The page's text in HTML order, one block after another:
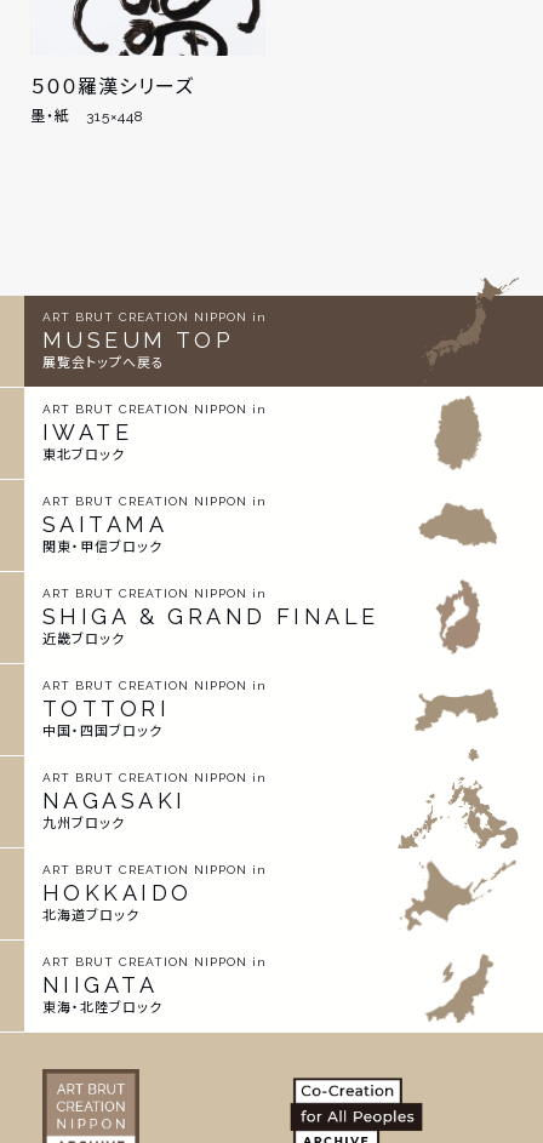
５００羅漢シリーズ
墨・紙 315×448
ART BRUT CREATION NIPPON in
MUSEUM TOP
展覧会トップへ戻る
ART BRUT CREATION NIPPON in
IWATE
東北ブロック
ART BRUT CREATION NIPPON in
SAITAMA
関東・甲信ブロック
ART BRUT CREATION NIPPON in
SHIGA & GRAND FINALE
近畿ブロック
ART BRUT CREATION NIPPON in
TOTTORI
中国・四国ブロック
ART BRUT CREATION NIPPON in
NAGASAKI
九州ブロック
ART BRUT CREATION NIPPON in
HOKKAIDO
北海道ブロック
ART BRUT CREATION NIPPON in
NIIGATA
東海・北陸ブロック